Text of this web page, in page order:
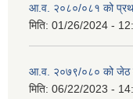
आ.व. २०८०/०८१ को
मिति: 01/26/2024 -
आ.व. २०७९/०८० को जेठ
मिति: 06/22/2023 -